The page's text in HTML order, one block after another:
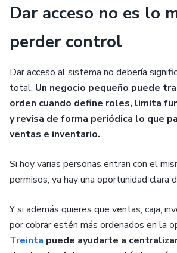
Dar acceso no es lo
perder control
Dar acceso al sistema no debería
total. Un negocio pequeño puede
orden cuando define roles, limita
y revisa de forma periódica lo que
ventas e inventario.
Si hoy varias personas entran con el
permisos, ya hay una oportunidad clara
Y si además quieres que ventas, caja,
por cobrar estén más ordenados en la
Treinta puede ayudarte a